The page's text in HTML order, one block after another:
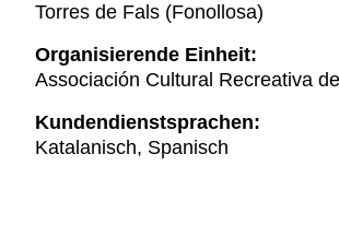
Torres de Fals (Fonollosa)
Organisierende Einheit:
Associación Cultural Recreativa
Kundendienstsprachen:
Katalanisch, Spanisch